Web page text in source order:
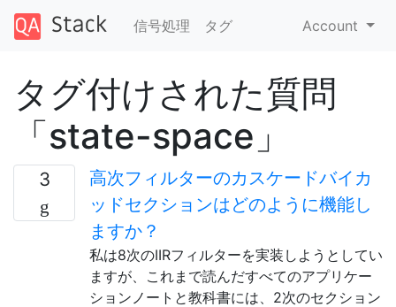
信号処理 タグ Account
タグ付けされた質問
「state-space」
3
高次フィルターのカスケードバイカ
ッドセクションはどのように機能し
ますか？
私は8次のIIRフィルターを実装しようとしてい
ますが、これまで読んだすべてのアプリケー
ションノートと教科書には、2次のセクション